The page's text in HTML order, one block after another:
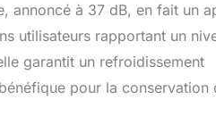
annoncé à 37 dB, en fait un
utilisateurs rapportant un
garantit un refroidissement
pour la conservation